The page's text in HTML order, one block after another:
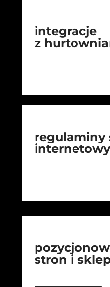
integracje
z
regulaminy
stron i